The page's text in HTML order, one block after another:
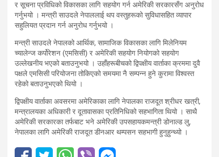
र सूचना प्रविधिको विकासका लागि सहयोग गर्न अमेरिकी सरकारसँग अनुरोध
गर्नुभयो । मन्त्री साउदले नेपाललाई थप वस्तुहरूको सुविधासहित व्यापार
सहुलियत प्रदान गर्न अनुरोध गर्नुभयो ।
मन्त्री साउदले नेपालको आर्थिक, सामाजिक विकासका लागि मिलेनियम
च्यालेन्ज कर्पोरेशन (एमसिसी) र अमेरिकी सहयोग नियोगको सहयोग
उल्लेखनीय भएको बताउनुभयो । उहाँहरूबीचको द्विपक्षीय वार्ताका क्रममा दुवै
पक्षले एमसिसी परियोजना तोकिएको समयमा नै सम्पन्न हुने कुरामा विश्वस्त
रहेको बताउनुभएको थियो ।
द्विपक्षीय वार्ताका अवसरमा अमेरिकाका लागि नेपालका राजदूत श्रीधर खत्री,
मन्त्रालयका अधिकारी र दूतावासका प्रतिनिधिको सहभागिता थियो । साथै
अमेरिकी सरकारका तर्फबाट भने अमेरिकी उपसहायकमन्त्री डोनाल्ड लु,
नेपालका लागि अमेरिकी राजदूत डीनआर थम्पसन सहभागी हुनुहुन्थ्यो ।